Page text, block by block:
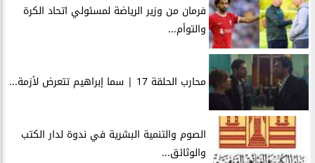
فرمان من وزير الرياضة لمسئولي اتحاد الكرة
والتوأم...
محارب الحلقة 17 | سما إبراهيم تتعرض لأزمة...
الصوم والتنمية البشرية في ندوة لدار الكتب
والوثائق...